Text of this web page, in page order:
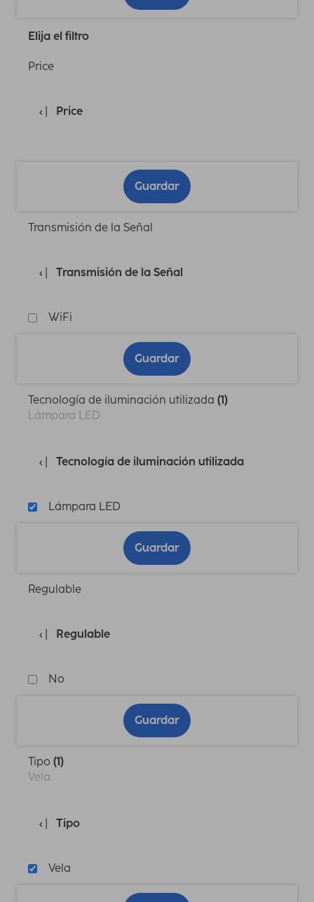
Elija el filtro
Price
Price
Guardar
Transmisión de la Señal
Transmisión de la Señal
WiFi
Guardar
Tecnología de iluminación utilizada (1)
Lámpara LED
Tecnología de iluminación utilizada
Lámpara LED
Guardar
Regulable
Regulable
No
Guardar
Tipo (1)
Vela
Tipo
Vela